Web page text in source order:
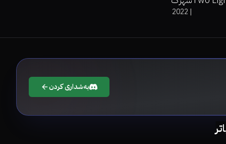
|
2022
بەشداری کردن